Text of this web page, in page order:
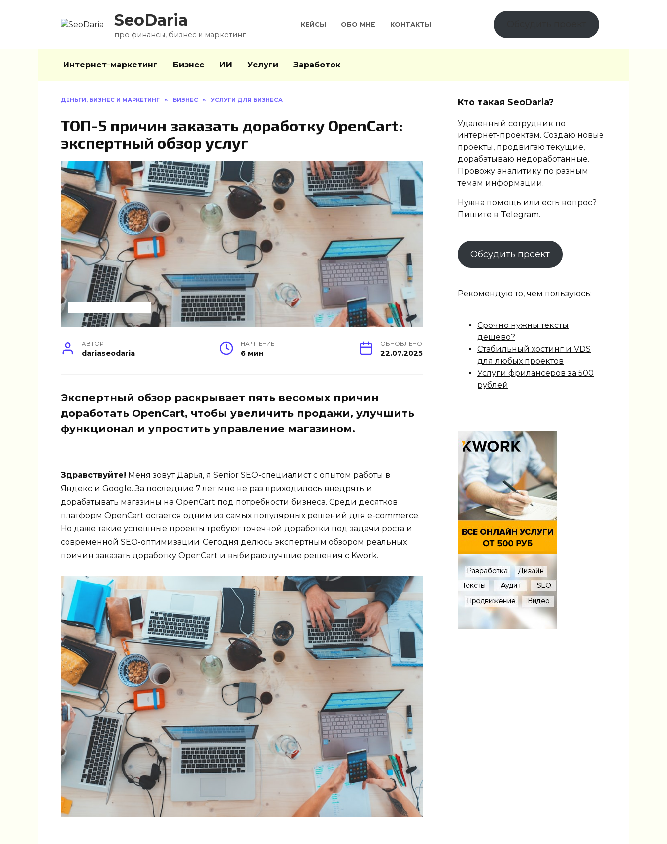
SeoDaria
про финансы, бизнес и маркетинг
КЕЙСЫ ОБО МНЕ КОНТАКТЫ
Интернет-маркетинг Бизнес ИИ Услуги Заработок
ДЕНЬГИ, БИЗНЕС И МАРКЕТИНГ » БИЗНЕС » УСЛУГИ ДЛЯ БИЗНЕСА
ТОП-5 причин заказать доработку OpenCart:
экспертный обзор услуг
АВТОР
dariaseodaria
НА ЧТЕНИЕ
6 мин
ОБНОВЛЕНО
22.07.2025
Экспертный обзор раскрывает пять весомых причин
доработать OpenCart, чтобы увеличить продажи, улучшить
функционал и упростить управление магазином.
Здравствуйте! Меня зовут Дарья, я Senior SEO-специалист с опытом работы в
Яндекс и Google. За последние 7 лет мне не раз приходилось внедрять и
дорабатывать магазины на OpenCart под потребности бизнеса. Среди десятков
платформ OpenCart остается одним из самых популярных решений для e-commerce.
Но даже такие успешные проекты требуют точечной доработки под задачи роста и
современной SEO-оптимизации. Сегодня делюсь экспертным обзором реальных
причин заказать доработку OpenCart и выбираю лучшие решения с Kwork.
Кто такая SeoDaria?
Удаленный сотрудник по
интернет-проектам. Создаю новые
проекты, продвигаю текущие,
дорабатываю недоработанные.
Провожу аналитику по разным
темам информации.
Нужна помощь или есть вопрос?
Пишите в Telegram.
Обсудить проект
Рекомендую то, чем пользуюсь:
Срочно нужны тексты
дешёво?
Стабильный хостинг и VDS
для любых проектов
Услуги фрилансеров за 500
рублей